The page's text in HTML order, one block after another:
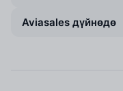
Aviasales дүйнөдө